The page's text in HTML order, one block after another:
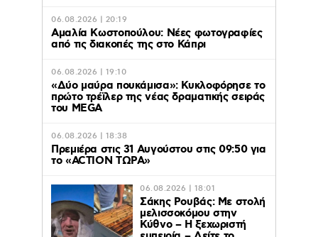
06.08.2026 | 20:19
Αμαλία Κωστοπούλου: Νέες φωτογραφίες
από τις διακοπές της στο Κάπρι
06.08.2026 | 19:10
«Δύο μαύρα πουκάμισα»: Κυκλοφόρησε το
πρώτο τρέϊλερ της νέας δραματικής σειράς
του MEGA
06.08.2026 | 18:38
Πρεμιέρα στις 31 Αυγούστου στις 09:50 για
το «ACTION ΤΩΡΑ»
06.08.2026 | 18:01
Σάκης Ρουβάς: Με στολή
μελισσοκόμου στην
Κύθνο – Η ξεχωριστή